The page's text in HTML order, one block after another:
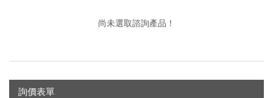
尚未選取諮詢產品！
詢價表單